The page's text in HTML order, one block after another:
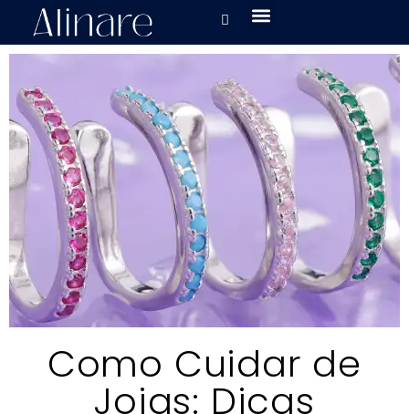
Como Cuidar de
Joias: Dicas